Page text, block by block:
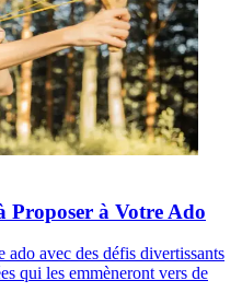
Proposer à Votre Ado
avec des défis divertissants
qui les emmèneront vers de